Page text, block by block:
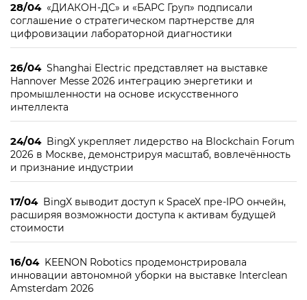
28/04 «ДИАКОН-ДС» и «БАРС Груп» подписали
соглашение о стратегическом партнерстве для
цифровизации лабораторной диагностики
26/04 Shanghai Electric представляет на выставке
Hannover Messe 2026 интеграцию энергетики и
промышленности на основе искусственного
интеллекта
24/04 BingX укрепляет лидерство на Blockchain Forum
2026 в Москве, демонстрируя масштаб, вовлечённость
и признание индустрии
17/04 BingX выводит доступ к SpaceX пре-IPO ончейн,
расширяя возможности доступа к активам будущей
стоимости
16/04 KEENON Robotics продемонстрировала
инновации автономной уборки на выставке Interclean
Amsterdam 2026